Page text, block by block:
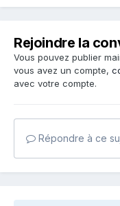
Rejoindre la
Vous pouvez publier
vous avez un compte,
avec votre compte.
Répondre à ce